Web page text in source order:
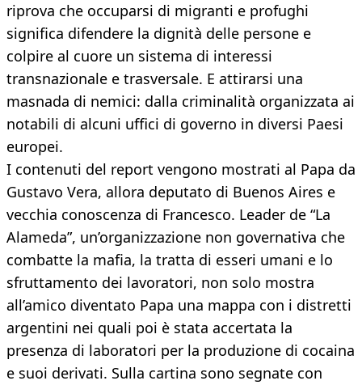
riprova che occuparsi di migranti e profughi
significa difendere la dignità delle persone e
colpire al cuore un sistema di interessi
transnazionale e trasversale. E attirarsi una
masnada di nemici: dalla criminalità organizzata ai
notabili di alcuni uffici di governo in diversi Paesi
europei.
I contenuti del report vengono mostrati al Papa da
Gustavo Vera, allora deputato di Buenos Aires e
vecchia conoscenza di Francesco. Leader de “La
Alameda”, un’organizzazione non governativa che
combatte la mafia, la tratta di esseri umani e lo
sfruttamento dei lavoratori, non solo mostra
all’amico diventato Papa una mappa con i distretti
argentini nei quali poi è stata accertata la
presenza di laboratori per la produzione di cocaina
e suoi derivati. Sulla cartina sono segnate con